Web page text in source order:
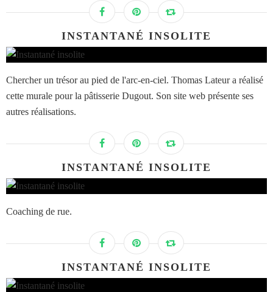
INSTANTANÉ INSOLITE
Chercher un trésor au pied de l'arc-en-ciel. Thomas Lateur a réalisé
cette murale pour la pâtisserie Dugout. Son site web présente ses
autres réalisations.
INSTANTANÉ INSOLITE
Coaching de rue.
INSTANTANÉ INSOLITE